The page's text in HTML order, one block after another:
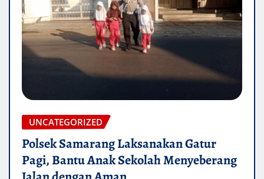
UNCATEGORIZED
Polsek Samarang Laksanakan Gatur
Pagi, Bantu Anak Sekolah Menyeberang